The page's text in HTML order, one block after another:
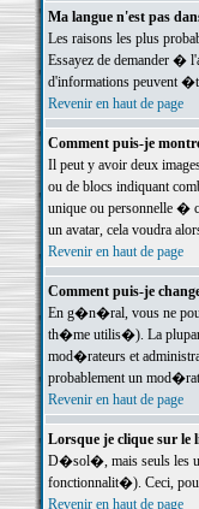
Ma langue n'est pas
Les raisons les plus
Essayez de demander �
d'informations peuvent
Revenir en haut de page
Comment puis-je
Il peut y avoir deux
ou de blocs indiquant
unique ou personnelle �
un avatar, cela voudra
Revenir en haut de page
Comment puis-je
En g�n�ral, vous ne
th�me utilis�). La plupart
mod�rateurs et
probablement un
Revenir en haut de page
Lorsque je clique sur le
D�sol�, mais seuls les
fonctionnalit�). Ceci,
Revenir en haut de page